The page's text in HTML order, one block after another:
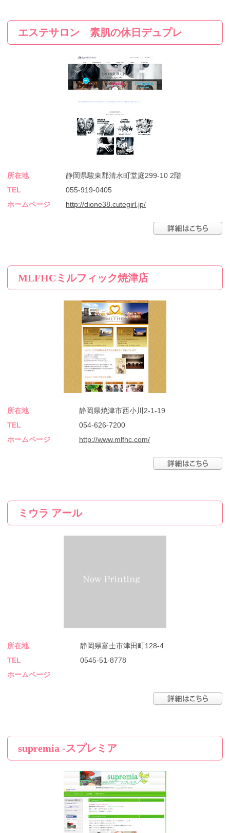
エステサロン 素肌の休日デュプレ
所在地
静岡県駿東郡清水町堂庭299-10 2階
TEL
055-919-0405
ホームページ
http://dione38.cutegirl.jp/
MLFHCミルフィック焼津店
所在地
静岡県焼津市西小川2-1-19
TEL
054-626-7200
ホームページ
http://www.mlfhc.com/
ミウラ アール
所在地
静岡県富士市津田町128-4
TEL
0545-51-8778
ホームページ
supremia -スプレミア